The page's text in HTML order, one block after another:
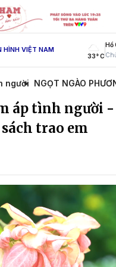
HÌNH VIỆT NAM
33° C
Hồ
người NGỌT NGÀO
áp tình người -
sách trao em